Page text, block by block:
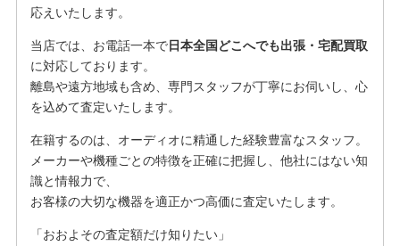
応えいたします。
当店では、お電話一本で日本全国どこへでも出張・宅配買取
に対応しております。
離島や遠方地域も含め、専門スタッフが丁寧にお伺いし、心
を込めて査定いたします。
在籍するのは、オーディオに精通した経験豊富なスタッフ。
メーカーや機種ごとの特徴を正確に把握し、他社にはない知
識と情報力で、
お客様の大切な機器を適正かつ高価に査定いたします。
「おおよその査定額だけ知りたい」